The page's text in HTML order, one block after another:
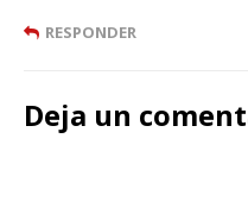
RESPONDER
Deja un